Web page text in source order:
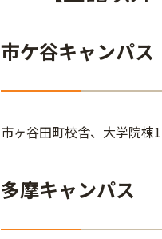
市ケ谷キャンパス
市ヶ谷田町校舎、大学院棟
多摩キャンパス